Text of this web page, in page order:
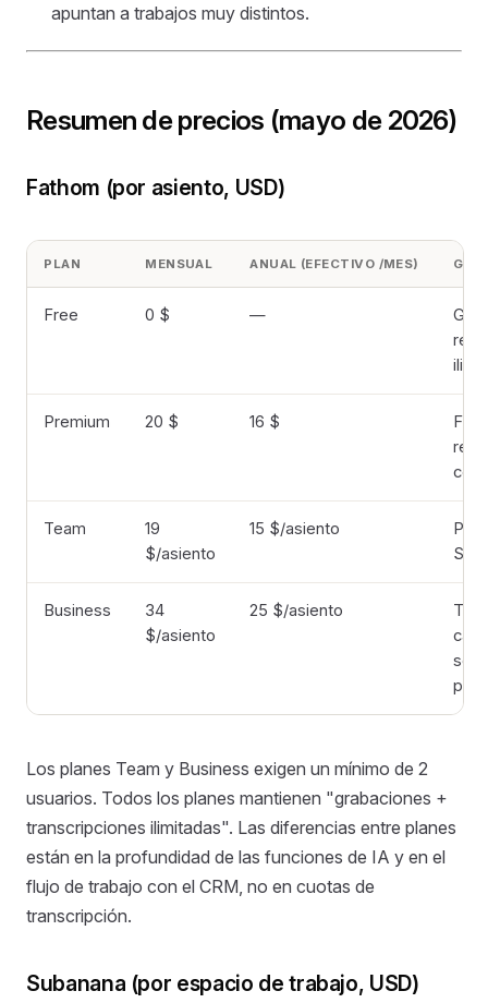
apuntan a trabajos muy distintos.
Resumen de precios (mayo de 2026)
Fathom (por asiento, USD)
PLAN MENSUAL ANUAL (EFECTIVO /MES)
Free 0 $ —
Premium 20 $ 16 $
con
Team
19
$/asiento
15 $/asiento
Business
34
$/asiento
25 $/asiento
Los planes Team y Business exigen un mínimo de 2
usuarios. Todos los planes mantienen "grabaciones +
transcripciones ilimitadas". Las diferencias entre planes
están en la profundidad de las funciones de IA y en el
flujo de trabajo con el CRM, no en cuotas de
transcripción.
Subanana (por espacio de trabajo, USD)